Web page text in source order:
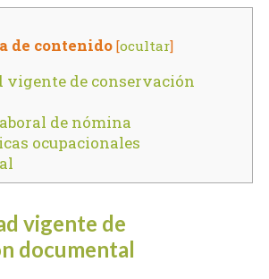
de contenido [ocultar]
de conservación
de nómina
ocupacionales
vigente de
documental